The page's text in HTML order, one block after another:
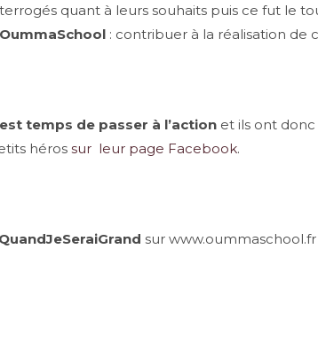
quant à leurs souhaits puis ce fut le
OummaSchool : contribuer à la réalisation de
temps de passer à l’action et ils ont
hérossur leur page Facebook.
sur www.oummaschool.fr